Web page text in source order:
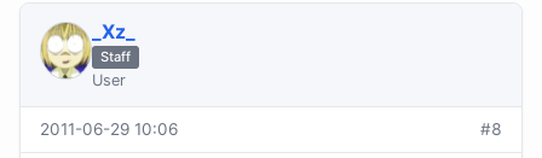
_Xz_
Staff
User
2011-06-29 10:06 #8